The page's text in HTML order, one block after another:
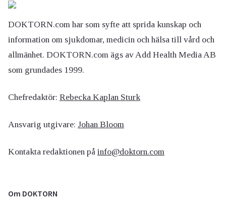
DOKTORN.com har som syfte att sprida kunskap och
information om sjukdomar, medicin och hälsa till vård och
allmänhet. DOKTORN.com ägs av Add Health Media AB
som grundades 1999.
Chefredaktör: Rebecka Kaplan Sturk
Ansvarig utgivare: Johan Bloom
Kontakta redaktionen på info@doktorn.com
Om DOKTORN